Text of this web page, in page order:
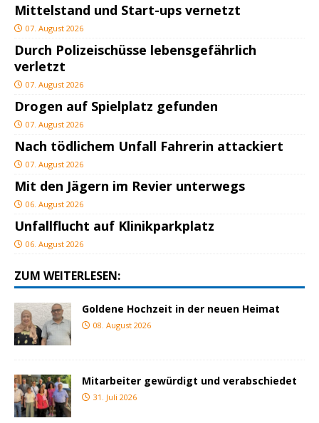
Mittelstand und Start-ups vernetzt
07. August 2026
Durch Polizeischüsse lebensgefährlich
verletzt
07. August 2026
Drogen auf Spielplatz gefunden
07. August 2026
Nach tödlichem Unfall Fahrerin attackiert
07. August 2026
Mit den Jägern im Revier unterwegs
06. August 2026
Unfallflucht auf Klinikparkplatz
06. August 2026
ZUM WEITERLESEN:
Goldene Hochzeit in der neuen Heimat
08. August 2026
Mitarbeiter gewürdigt und verabschiedet
31. Juli 2026